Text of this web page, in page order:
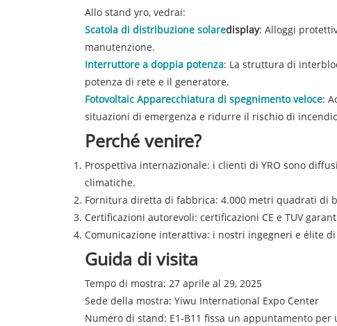
Allo stand yro, vedrai:
Scatola di distribuzione solaredisplay: Alloggi
manutenzione.
Interruttore a doppia potenza: La struttura di
potenza di rete e il generatore.
Fotovoltaic Apparecchiatura di spegnimento veloce:
situazioni di emergenza e ridurre il rischio di
Perché venire?
Prospettiva internazionale: i clienti di YRO sono
climatiche.
Fornitura diretta di fabbrica: 4.000 metri quadrati di
Certificazioni autorevoli: certificazioni CE e TUV
Comunicazione interattiva: i nostri ingegneri e élite
Guida di visita
Tempo di mostra: 27 aprile al 29, 2025
Sede della mostra: Yiwu International Expo Center
Numero di stand: E1-B11 fissa un appuntamento